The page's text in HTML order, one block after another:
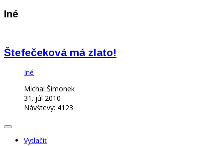
Iné
Štefečeková má zlato!
Iné
Michal Šimonek
31. júl 2010
Návštevy: 4123
Vytlačiť